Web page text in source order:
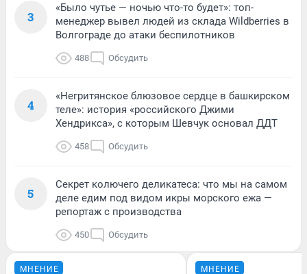
3
«Было чутье — ночью что-то будет»: топ-
менеджер вывел людей из склада Wildberries в
Волгограде до атаки беспилотников
488 Обсудить
4
«Негритянское блюзовое сердце в башкирском
теле»: история «российского Джими
Хендрикса», с которым Шевчук основал ДДТ
458 Обсудить
5
Секрет колючего деликатеса: что мы на самом
деле едим под видом икры морского ежа —
репортаж с производства
450 Обсудить
МНЕНИЕ МНЕНИЕ